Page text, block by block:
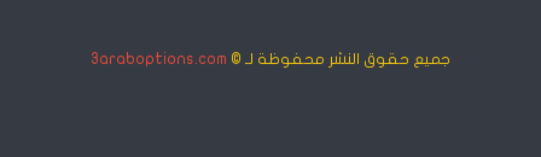
جميع حقوق النشر محفوظة لـ © 3araboptions.com